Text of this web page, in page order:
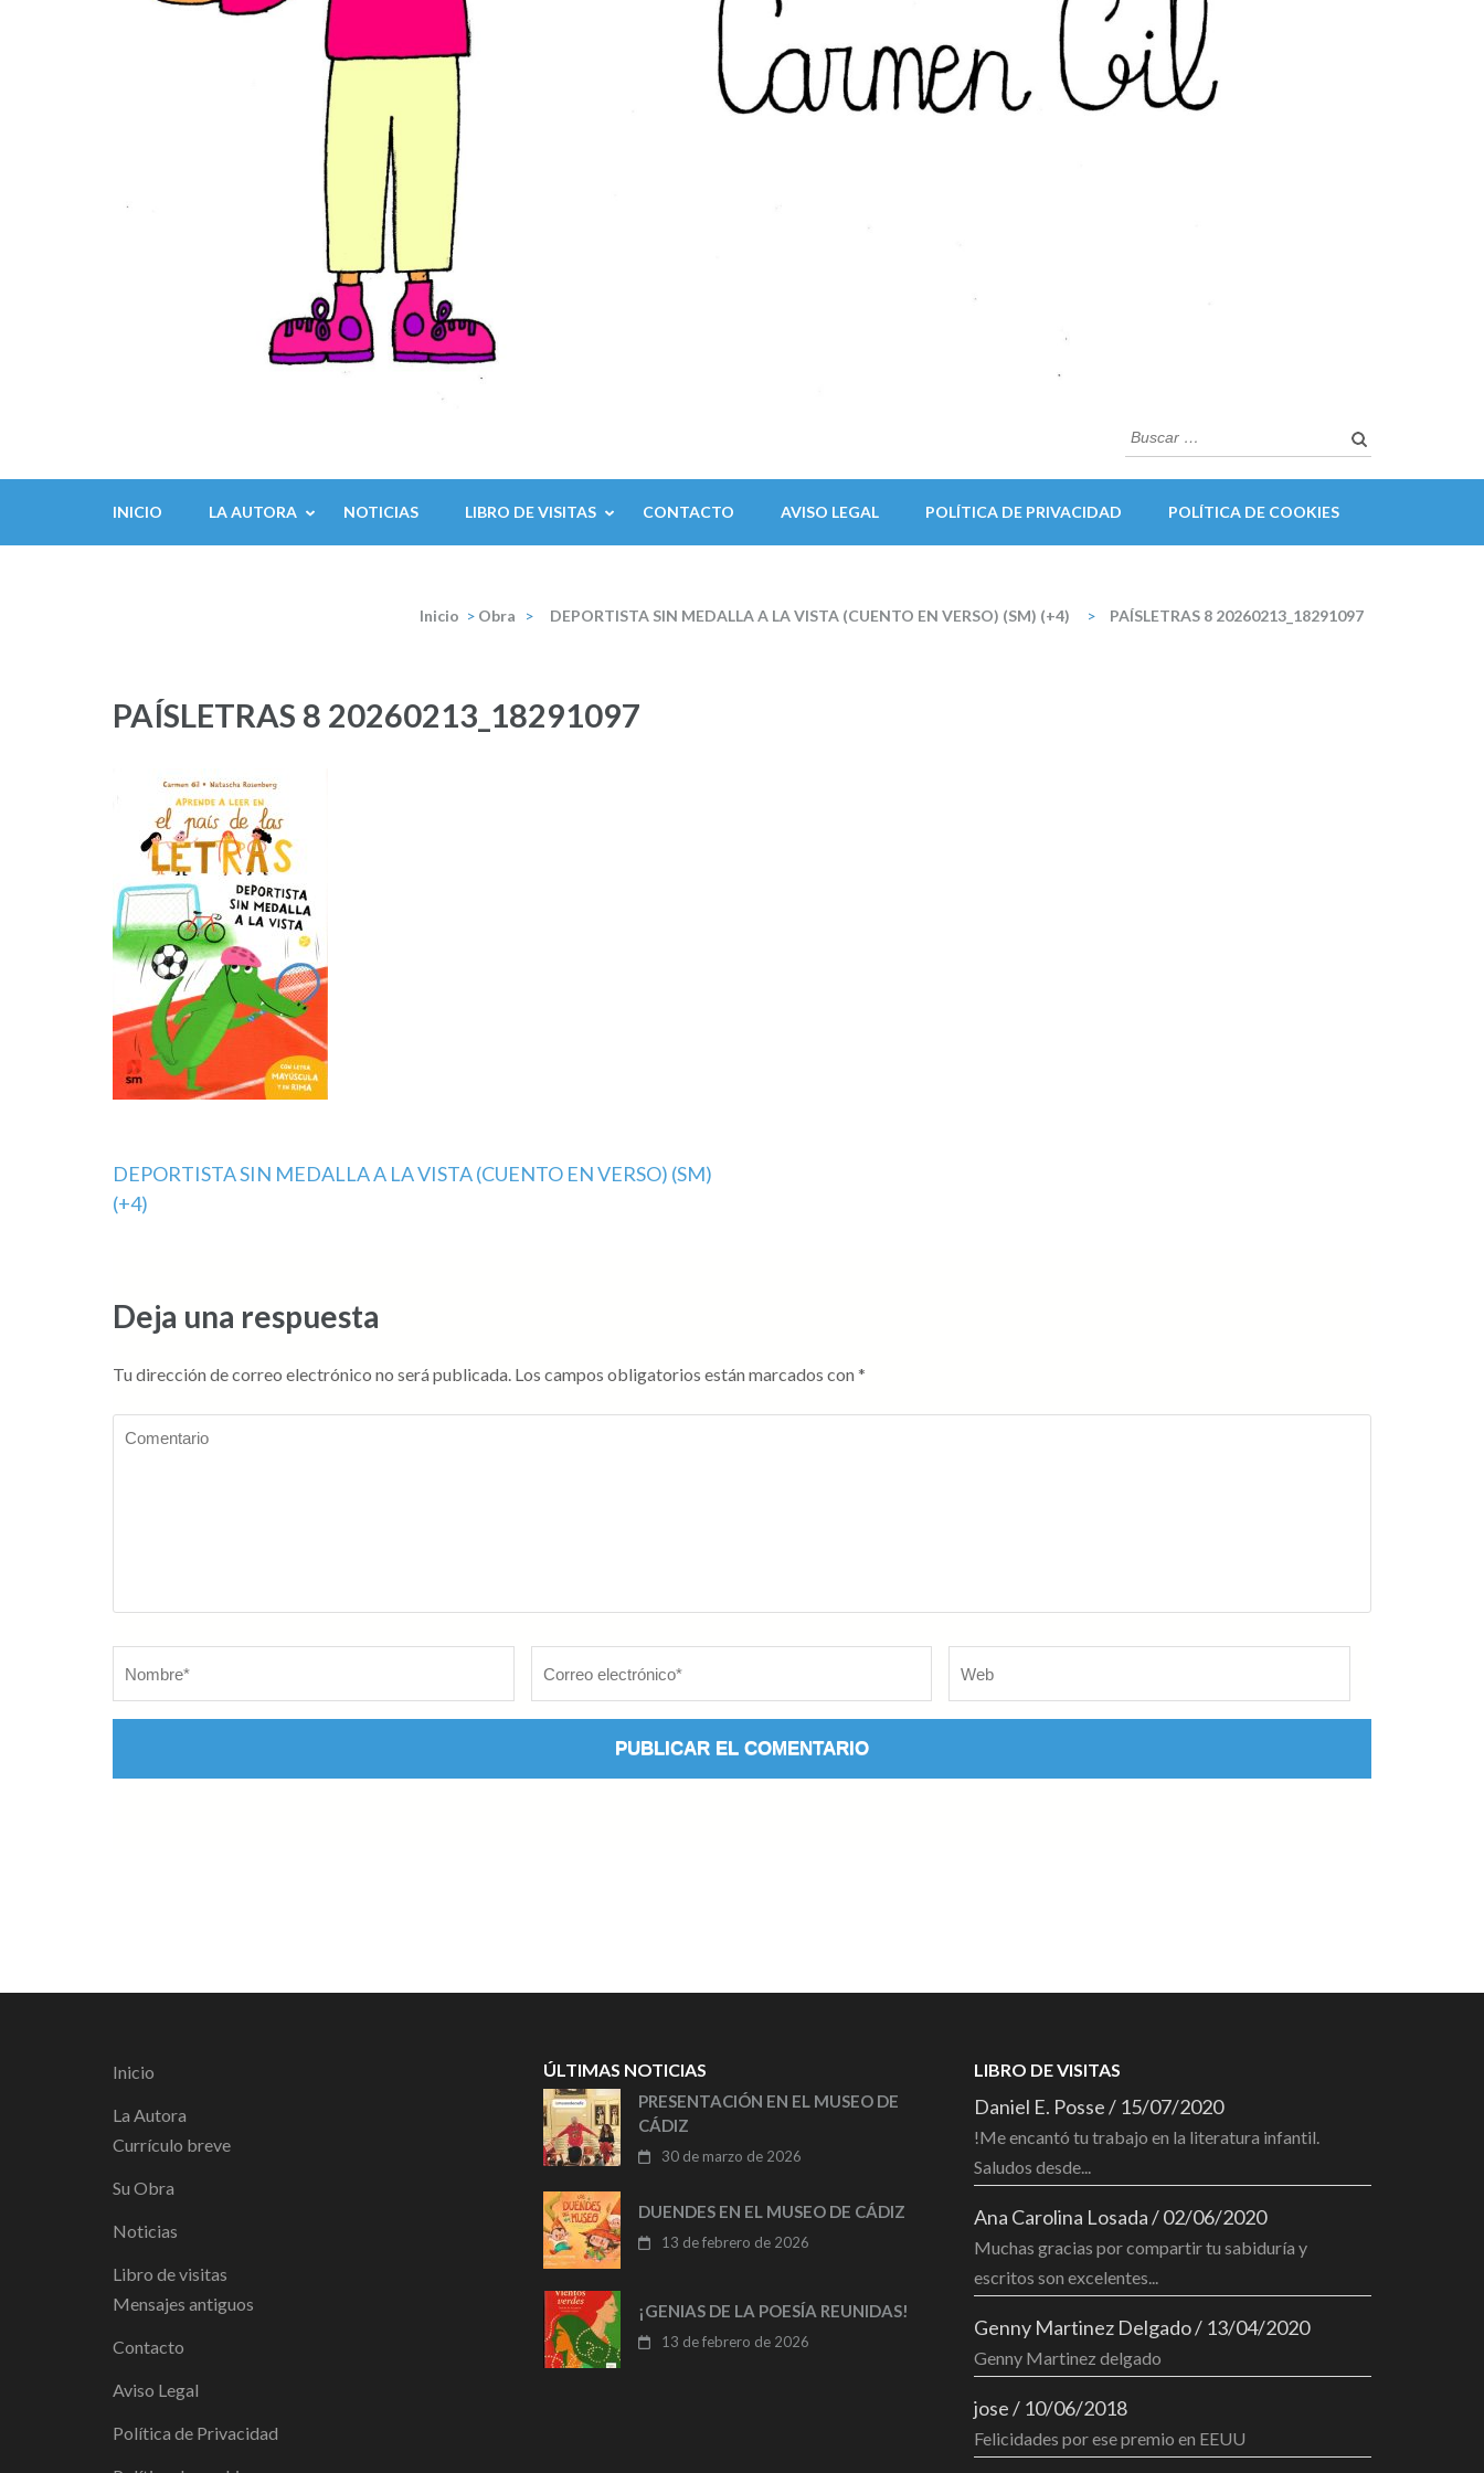
Buscar:
INICIO LA AUTORA NOTICIAS LIBRO DE VISITAS CONTACTO AVISO LEGAL POLÍTICA DE PRIVACIDAD POLÍTICA DE COOKIES
Inicio > Obra > DEPORTISTA SIN MEDALLA A LA VISTA (CUENTO EN VERSO) (SM) (+4) > PAÍSLETRAS 8 20260213_18291097
PAÍSLETRAS 8 20260213_18291097
Navegación
de
DEPORTISTA SIN MEDALLA A LA VISTA (CUENTO EN VERSO) (SM)
(+4)
Deja una respuesta
Tu dirección de correo electrónico no será publicada. Los campos obligatorios están marcados con *
electrónico*
Inicio
La Autora
Currículo breve
Su Obra
Noticias
Libro de visitas
Mensajes antiguos
Contacto
Aviso Legal
Política de Privacidad
ÚLTIMAS NOTICIAS
PRESENTACIÓN EN EL MUSEO DE
CÁDIZ
30 de marzo de 2026
DUENDES EN EL MUSEO DE CÁDIZ
13 de febrero de 2026
¡GENIAS DE LA POESÍA REUNIDAS!
13 de febrero de 2026
LIBRO DE VISITAS
Daniel E. Posse/ 15/07/2020
!Me encantó tu trabajo en la literatura infantil.
Saludos desde...
Ana Carolina Losada/02/06/2020
Muchas gracias por compartir tu sabiduría y
escritos son excelentes...
Genny Martinez Delgado/ 13/04/2020
Genny Martinez delgado
jose/ 10/06/2018
Felicidades por ese premio en EEUU